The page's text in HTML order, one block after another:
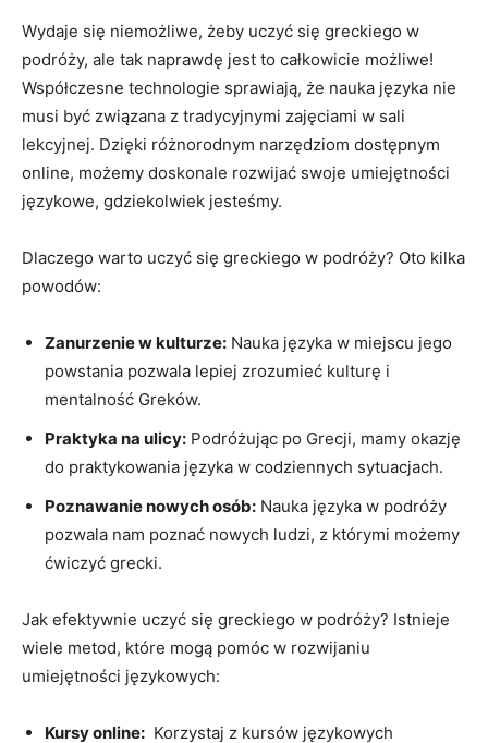
Wydaje się niemożliwe, żeby uczyć się greckiego w
podróży, ale tak naprawdę⁤ jest to całkowicie możliwe!
Współczesne technologie sprawiają,⁣ że nauka języka nie
musi być związana z ‍tradycyjnymi zajęciami w sali
lekcyjnej. Dzięki różnorodnym narzędziom dostępnym
online,‍ możemy doskonale rozwijać swoje umiejętności⁤
językowe, gdziekolwiek jesteśmy.
Dlaczego warto uczyć ⁣się greckiego ⁤w podróży?‍ Oto kilka
powodów:
Zanurzenie w kulturze: Nauka⁣ języka w miejscu jego
‍powstania ​pozwala lepiej zrozumieć ‌kulturę i
mentalność Greków.
Praktyka ‍na ulicy: Podróżując⁤ po Grecji, mamy⁢ okazję
do‍ praktykowania języka w⁢ codziennych sytuacjach.
Poznawanie nowych osób: Nauka języka ​w⁤ podróży
pozwala nam poznać nowych ludzi, ‍z którymi możemy
ćwiczyć grecki.
Jak efektywnie uczyć się greckiego⁣ w podróży? Istnieje
wiele⁢ metod, które mogą pomóc w rozwijaniu‌
umiejętności językowych:
Kursy online: ⁤ Korzystaj z kursów językowych